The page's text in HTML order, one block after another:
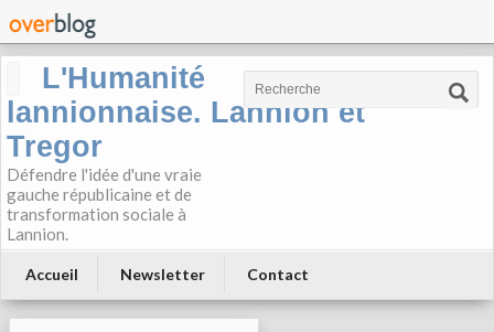
L'Humanité
lannionnaise. Lannion et
Tregor
Défendre l'idée d'une vraie
gauche républicaine et de
transformation sociale à
Lannion.
Accueil Newsletter Contact